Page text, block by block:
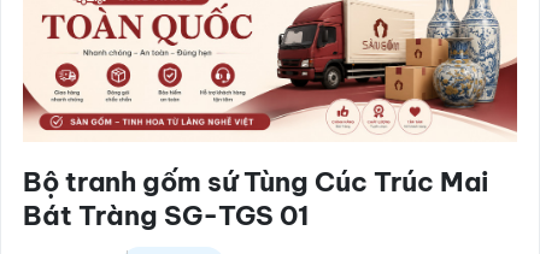
Bộ tranh gốm sứ Tùng Cúc Trúc Mai
Bát Tràng SG-TGS 01